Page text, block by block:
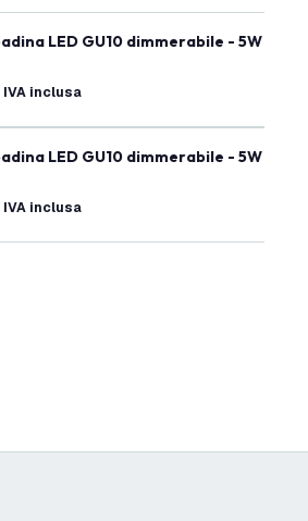
LED GU10 dimmerabile - 5W -
IVA inclusa
LED GU10 dimmerabile - 5W -
IVA inclusa